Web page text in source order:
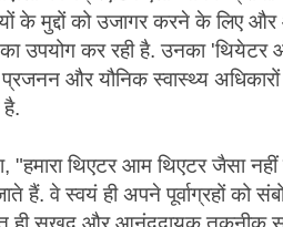
के मुद्दों को उजागर करने के लिए
उपयोग कर रही है. उनका
और यौनिक स्वास्थ्य
"हमारा थिएटर आम थिएटर जैसा
हैं. वे स्वयं ही अपने पूर्वाग्रहों को